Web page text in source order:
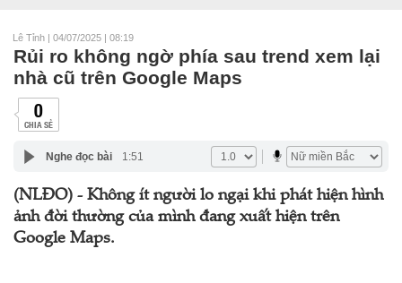
Lê Tỉnh | 04/07/2025 | 08:19
Rủi ro không ngờ phía sau trend xem lại
nhà cũ trên Google Maps
0
CHIA SẺ
Nghe đọc bài 1:51
(NLĐO) - Không ít người lo ngại khi phát hiện hình
ảnh đời thường của mình đang xuất hiện trên
Google Maps.